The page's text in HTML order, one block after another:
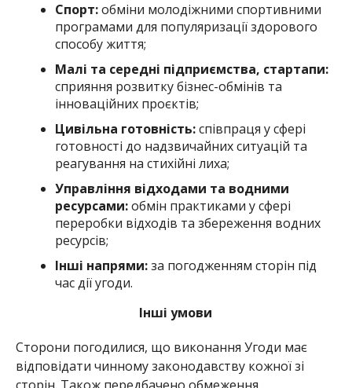
Спорт:обміни молодіжними спортивними
програмами для популяризації здорового
способу життя;
Малі та середні підприємства, стартапи:
сприяння розвитку бізнес-обмінів та
інноваційних проєктів;
Цивільна готовність:співпраця у сфері
готовності до надзвичайних ситуацій та
реагування на стихійні лиха;
Управління відходами та водними
ресурсами:обмін практиками у сфері
переробки відходів та збереження водних
ресурсів;
Інші напрями:за погодженням сторін під
час дії угоди.
Інші умови
Сторони погодилися, що виконання Угоди має
відповідати чинному законодавству кожної зі